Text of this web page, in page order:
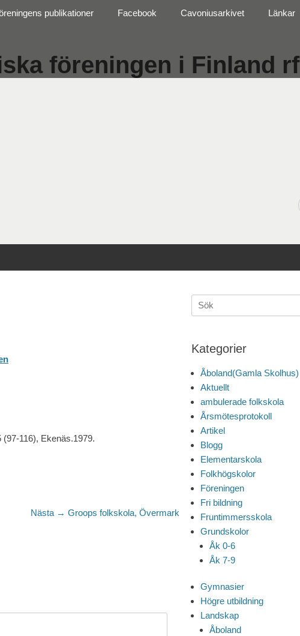
föreningen i Finland rf
publikationer Facebook Cavoniusarkivet Länkar
116), Ekenäs.1979.
Nästa → Nästa
Groops folkskola, Övermark
Sök
efter:
Kategorier
Åboland(Gamla Skolhus)
Aktuellt
ambulerade folkskola
Årsmötesprotokoll
Artikel
Blogg
Elementarskola
Folkhögskolor
Föreningen
Fri bildning
Fruntimmersskola
Grundskolor
Åk 0-6
Åk 7-9
Gymnasier
Högre utbildning
Landskap
Åboland